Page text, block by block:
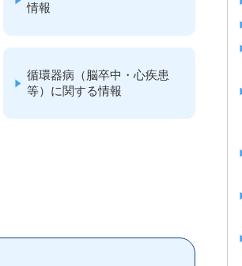
情報
循環器病（脳卒中・心疾患
等）に関する情報